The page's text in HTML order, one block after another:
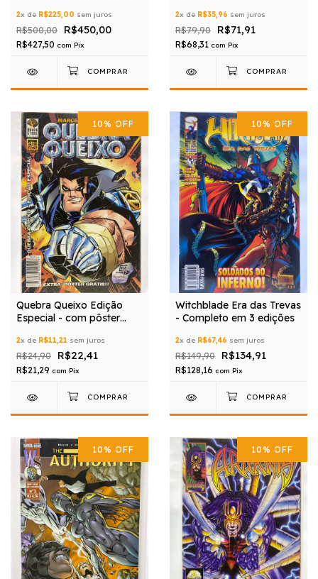
2x de R$225,00 sem juros
R$500,00 R$450,00
R$427,50 com Pix
2x de R$35,96 sem juros
R$79,90 R$71,91
R$68,31 com Pix
10% OFF
Quebra Queixo Edição
Especial - com pôster
2x de R$11,21 sem juros
R$24,90 R$22,41
R$21,29 com Pix
10% OFF
Witchblade Era das Trevas
- Completo em 3 edições
2x de R$67,46 sem juros
R$149,90 R$134,91
R$128,16 com Pix
10% OFF 10% OFF